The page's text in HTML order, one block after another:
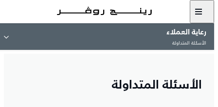
رعاية العملاء
الأسئلة المتداولة
الأسئلة المتداولة